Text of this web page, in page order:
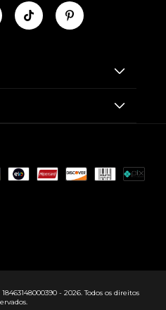
- 2026. Todos os direitos